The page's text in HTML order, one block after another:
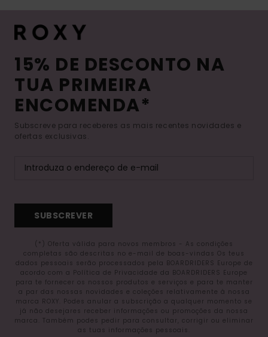
15% DE DESCONTO NA
TUA PRIMEIRA
ENCOMENDA*
Subscreve para receberes as mais recentes novidades e
ofertas exclusivas.
SUBSCREVER
(*) Oferta válida para novos membros - As condições
completas são descritas no e-mail de boas-vindas Os teus
dados pessoais serão processados pela BOARDRIDERS Europe de
acordo com a Política de Privacidade da BOARDRIDERS Europe
para te fornecer os nossos produtos e serviços e para te manter
a par das nossas novidades e coleções relativamente à nossa
marca ROXY. Podes anular a subscrição a qualquer momento se
já não desejares receber informações ou promoções da nossa
marca. Também podes pedir para consultar, corrigir ou eliminar
as tuas informações pessoais.